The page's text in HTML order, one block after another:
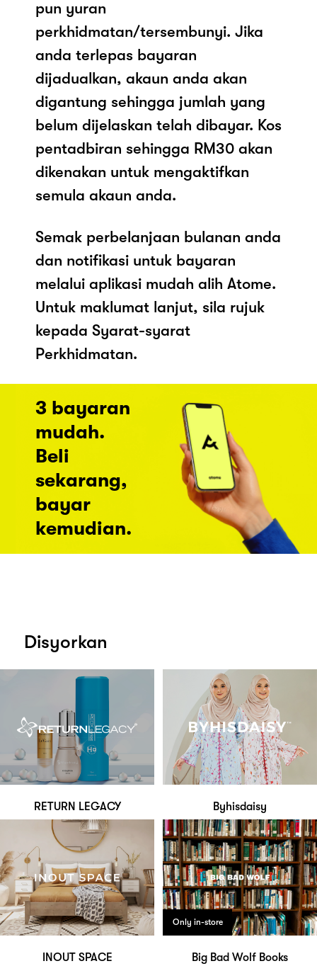
pun yuran
perkhidmatan/tersembunyi. Jika
anda terlepas bayaran
dijadualkan, akaun anda akan
digantung sehingga jumlah yang
belum dijelaskan telah dibayar. Kos
pentadbiran sehingga RM30 akan
dikenakan untuk mengaktifkan
semula akaun anda.
Semak perbelanjaan bulanan anda
dan notifikasi untuk bayaran
melalui aplikasi mudah alih Atome.
Untuk maklumat lanjut, sila rujuk
kepada Syarat-syarat
Perkhidmatan.
3 bayaran
mudah.
Beli
sekarang,
bayar
kemudian.
Disyorkan
RETURN LEGACY Byhisdaisy
INOUT SPACE
Only in-store
Big Bad Wolf Books